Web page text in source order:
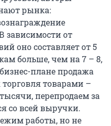
рынка:
зависимости от
оно составляет от 5
больше, чем на 7 – 8,
плане продажа
торговля товарами –
перепродаем за
со всей выручки.
работы, но не